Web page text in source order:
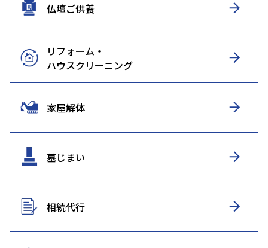
仏壇ご供養
リフォーム・
ハウスクリーニング
家屋解体
墓じまい
相続代行